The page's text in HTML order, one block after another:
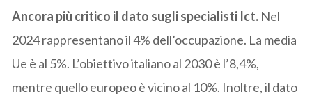
Ancora più critico il dato sugli specialisti Ict. Nel
2024 rappresentano il 4% dell’occupazione. La media
Ue è al 5%. L’obiettivo italiano al 2030 è l’8,4%,
mentre quello europeo è vicino al 10%. Inoltre, il dato